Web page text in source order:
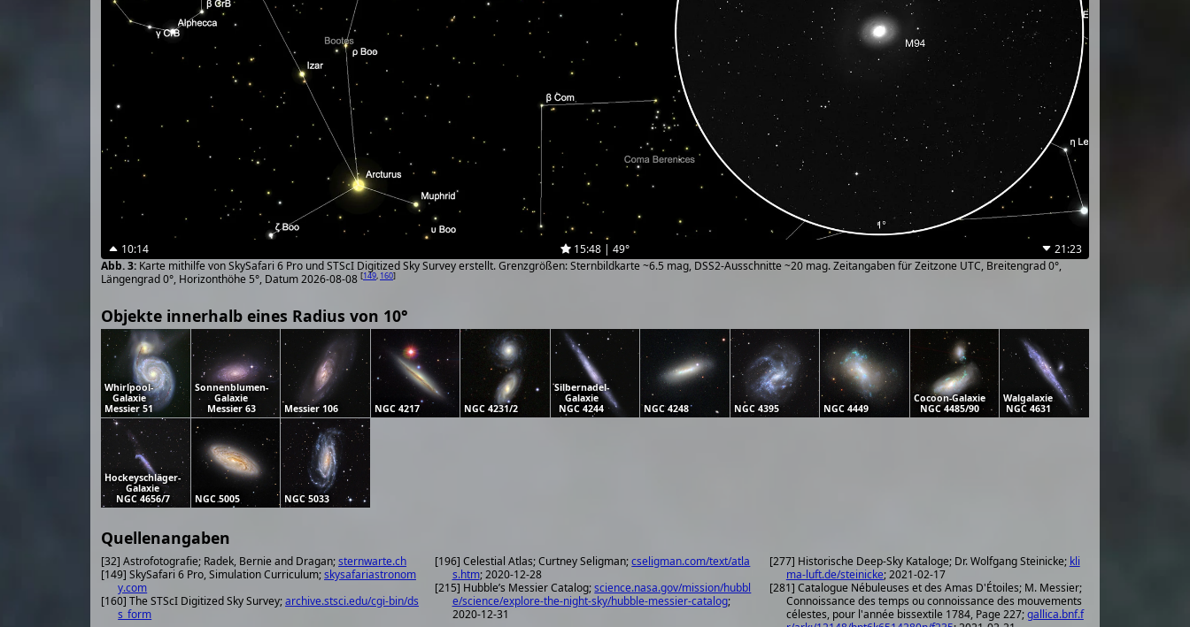
10:14 15:48 | 49°
21:23
Karte mithilfe von SkySafari 6 Pro und STScI Digitized Sky Survey erstellt. Grenzgrößen: Sternbildkarte ~6.5 mag, DSS2-Ausschnitte ~20 mag. Zeitangaben für Zeitzone UTC, Breitengrad 0°,
Längengrad 0°, Horizonthöhe 5°, Datum 2026-08-08 [149, 160]
Objekte innerhalb eines Radius von 10°
Whirlpool-
Galaxie
Messier 51
Sonnenblumen-
Galaxie
Messier 63
Messier 106 NGC 4217 NGC 4231/2
Silbernadel-
Galaxie
NGC 4244
NGC 4248 NGC 4395 NGC 4449
Cocoon-Galaxie
NGC 4485/90
Walgalaxie
NGC 4631
Hockeyschläger-
Galaxie
NGC 4656/7
NGC 5005 NGC 5033
Quellenangaben
[32] Astrofotografie; Radek, Bernie and Dragan;sternwarte.ch
[149] SkySafari 6 Pro, Simulation Curriculum;skysafariastronom
y.com
[160] The STScI Digitized Sky Survey;archive.stsci.edu/cgi-bin/ds
s_form
[196] Celestial Atlas; Curtney Seligman;cseligman.com/text/atla
s.htm; 2020-12-28
[215] Hubble’s Messier Catalog;science.nasa.gov/mission/hubbl
e/science/explore-the-night-sky/hubble-messier-catalog;
2020-12-31
[277] Historische Deep-Sky Kataloge; Dr. Wolfgang Steinicke; kli
ma-luft.de/steinicke; 2021-02-17
[281] Catalogue Nébuleuses et des Amas D'Étoiles; M. Messier;
Connoissance des temps ou connoissance des mouvements
célestes, pour l'année bissextile 1784, Page 227;gallica.bnf.f